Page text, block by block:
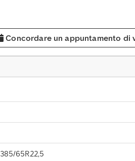
Concordare un appuntamento di
385/65R22,5